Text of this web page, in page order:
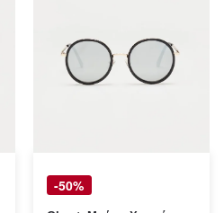
-50%